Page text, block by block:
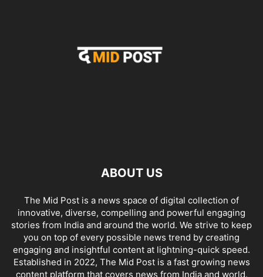
ABOUT US
The Mid Post is a news space of digital collection of
innovative, diverse, compelling and powerful engaging
stories from India and around the world. We strive to keep
you on top of every possible news trend by creating
engaging and insightful content at lightning-quick speed.
Established in 2022, The Mid Post is a fast growing news
content platform that covers news from India and world.